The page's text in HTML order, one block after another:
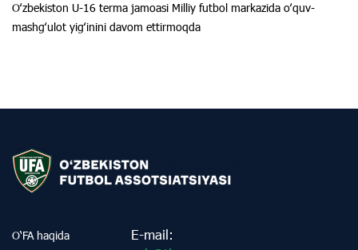
Oʻzbekiston U-16 terma jamoasi Milliy futbol markazida oʻquv-
mashgʻulot yigʻinini davom ettirmoqda
O‘FA haqida
E-mail: